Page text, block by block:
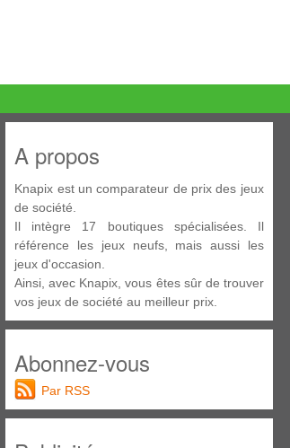
A propos
Knapix est un comparateur de prix des jeux
de société.
Il intègre 17 boutiques spécialisées. Il
référence les jeux neufs, mais aussi les
jeux d'occasion.
Ainsi, avec Knapix, vous êtes sûr de trouver
vos jeux de société au meilleur prix.
Abonnez-vous
Par RSS